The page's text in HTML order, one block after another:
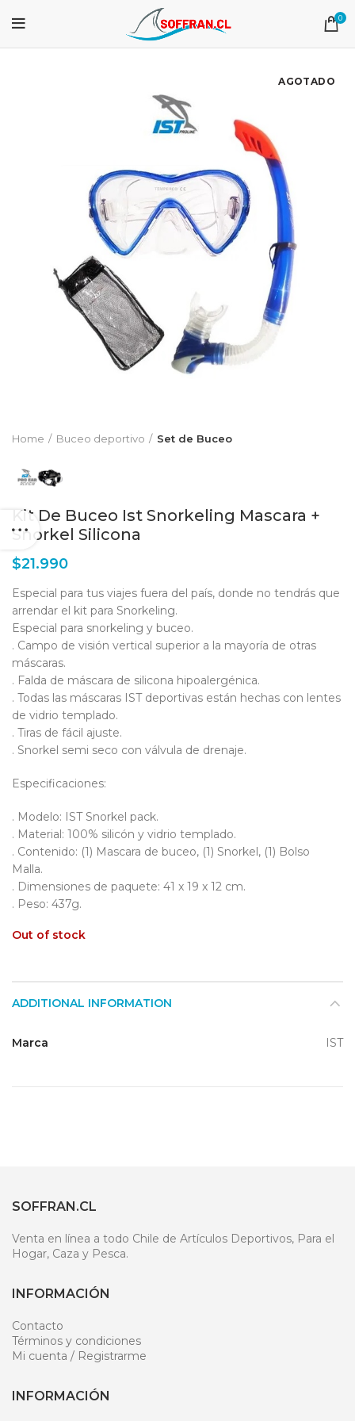
0
AGOTADO
Home Buceo deportivo Set de Buceo
Kit De Buceo Ist Snorkeling Mascara +
Snorkel Silicona
$21.990
Especial para tus viajes fuera del país, donde no tendrás que
arrendar el kit para Snorkeling.
Especial para snorkeling y buceo.
. Campo de visión vertical superior a la mayoría de otras
máscaras.
. Falda de máscara de silicona hipoalergénica.
. Todas las máscaras IST deportivas están hechas con lentes
de vidrio templado.
. Tiras de fácil ajuste.
. Snorkel semi seco con válvula de drenaje.
Especificaciones:
. Modelo: IST Snorkel pack.
. Material: 100% silicón y vidrio templado.
. Contenido: (1) Mascara de buceo, (1) Snorkel, (1) Bolso
Malla.
. Dimensiones de paquete: 41 x 19 x 12 cm.
. Peso: 437g.
Out of stock
ADDITIONAL INFORMATION
Marca IST
SOFFRAN.CL
Venta en línea a todo Chile de Artículos Deportivos, Para el
Hogar, Caza y Pesca.
INFORMACIÓN
Contacto
Términos y condiciones
Mi cuenta / Registrarme
INFORMACIÓN